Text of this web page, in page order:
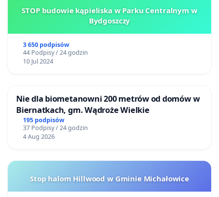
STOP budowie kąpieliska w Parku Centralnym w
Bydgoszczy
3 650 podpisów
44 Podpisy / 24 godzin
10 Jul 2024
Nie dla biometanowni 200 metrów od domów w
Biernatkach, gm. Wądroże Wielkie
195 podpisów
37 Podpisy / 24 godzin
4 Aug 2026
Stop halom Hillwood w Gminie Michałowice